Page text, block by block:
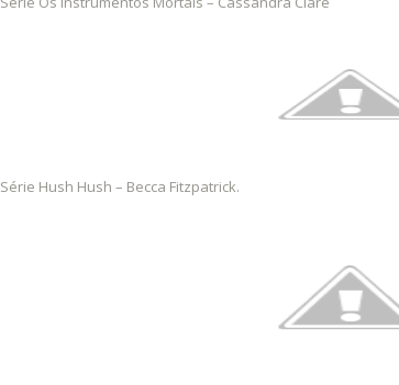
Série Hush Hush – Becca Fitzpatrick.